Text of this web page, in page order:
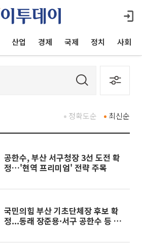
산업 경제 국제 정치 사회
최신순
정확도순
공한수, 부산 서구청장 3선 도전 확
정…'현역 프리미엄' 전략 주목
국민의힘 부산 기초단체장 후보 확
정...동래 장준용·서구 공한수 등 현